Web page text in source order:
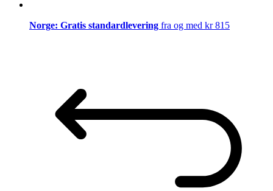
Norge: Gratis standardlevering fra og med kr 815